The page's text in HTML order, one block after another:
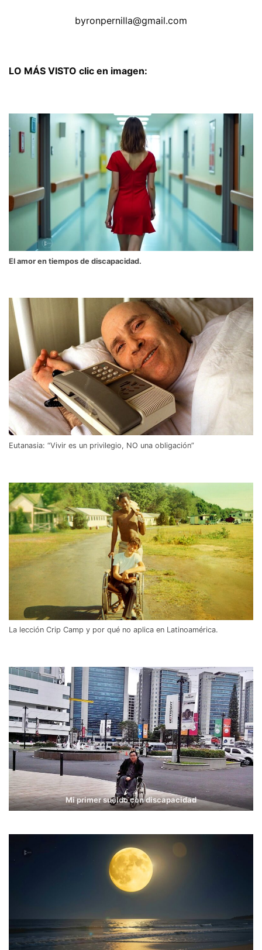
byronpernilla@gmail.com
LO MÁS VISTO clic en imagen:
El amor en tiempos de discapacidad.
Eutanasia: “Vivir es un privilegio, NO una obligación”
La lección Crip Camp y por qué no aplica en Latinoamérica.
Mi primer sueldo con discapacidad